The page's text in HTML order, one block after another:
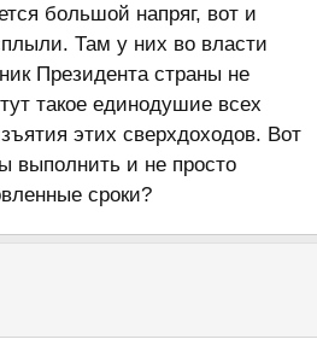
большой напряг, вот и
Там у них во власти
Президента страны не
такое единодушие всех
этих сверхдоходов. Вот
выполнить и не просто
сроки?